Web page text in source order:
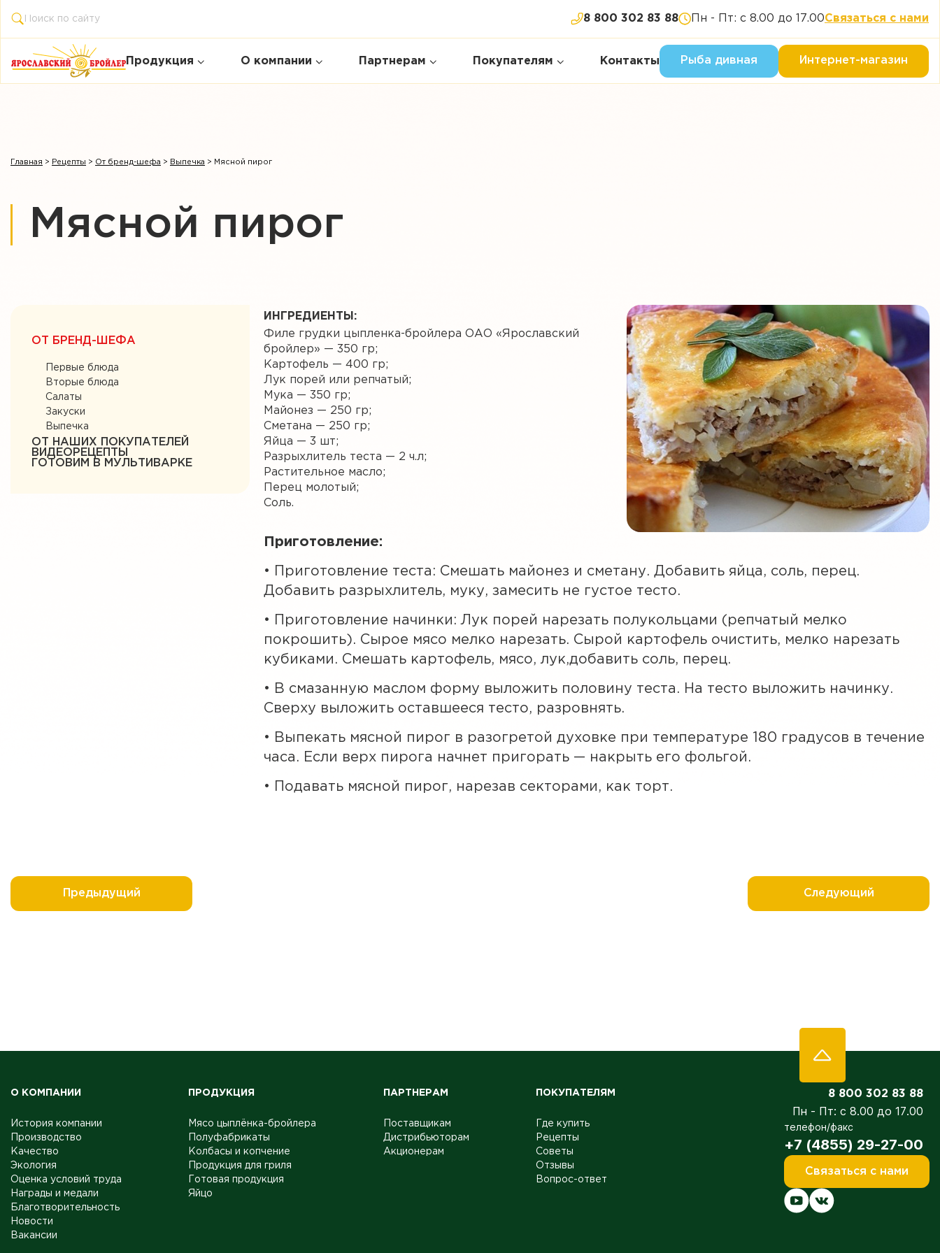
8 800 302 83 88 Пн - Пт: с 8.00 до 17.00Связаться с нами
Продукция О компании Партнерам Покупателям Контакты Рыба дивная Интернет-магазин
Главная > Рецепты > От бренд-шефа > Выпечка > Мясной пирог
Мясной пирог
ОТ БРЕНД-ШЕФА
Первые блюда
Вторые блюда
Салаты
Закуски
Выпечка
ОТ НАШИХ ПОКУПАТЕЛЕЙ
ВИДЕОРЕЦЕПТЫ
ГОТОВИМ В МУЛЬТИВАРКЕ
ИНГРЕДИЕНТЫ:
Филе грудки цыпленка-бройлера ОАО «Ярославский
бройлер» — 350 гр;
Картофель — 400 гр;
Лук порей или репчатый;
Мука — 350 гр;
Майонез — 250 гр;
Сметана — 250 гр;
Яйца — 3 шт;
Разрыхлитель теста — 2 ч.л;
Растительное масло;
Перец молотый;
Соль.
Приготовление:
• Приготовление теста: Смешать майонез и сметану. Добавить яйца, соль, перец.
Добавить разрыхлитель, муку, замесить не густое тесто.
• Приготовление начинки: Лук порей нарезать полукольцами (репчатый мелко
покрошить). Сырое мясо мелко нарезать. Сырой картофель очистить, мелко нарезать
кубиками. Смешать картофель, мясо, лук,добавить соль, перец.
• В смазанную маслом форму выложить половину теста. На тесто выложить начинку.
Сверху выложить оставшееся тесто, разровнять.
• Выпекать мясной пирог в разогретой духовке при температуре 180 градусов в течение
часа. Если верх пирога начнет пригорать — накрыть его фольгой.
• Подавать мясной пирог, нарезав секторами, как торт.
Предыдущий Следующий
О КОМПАНИИ
История компании
Производство
Качество
Экология
Оценка условий труда
Награды и медали
Благотворительность
Новости
Вакансии
ПРОДУКЦИЯ
Мясо цыплёнка-бройлера
Полуфабрикаты
Колбасы и копчение
Продукция для гриля
Готовая продукция
Яйцо
ПАРТНЕРАМ
Поставщикам
Дистрибьюторам
Акционерам
ПОКУПАТЕЛЯМ
Где купить
Рецепты
Советы
Отзывы
Вопрос-ответ
8 800 302 83 88
Пн - Пт: с 8.00 до 17.00
телефон/факс
+7 (4855) 29-27-00
Связаться с нами